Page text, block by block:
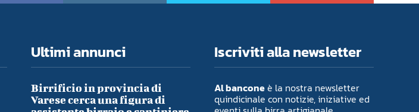
Ultimi annunci
Birrificio in provincia di
Varese cerca una figura di
Iscriviti alla newsletter
Al banconeè la nostra newsletter
quindicinale con notizie, iniziative ed